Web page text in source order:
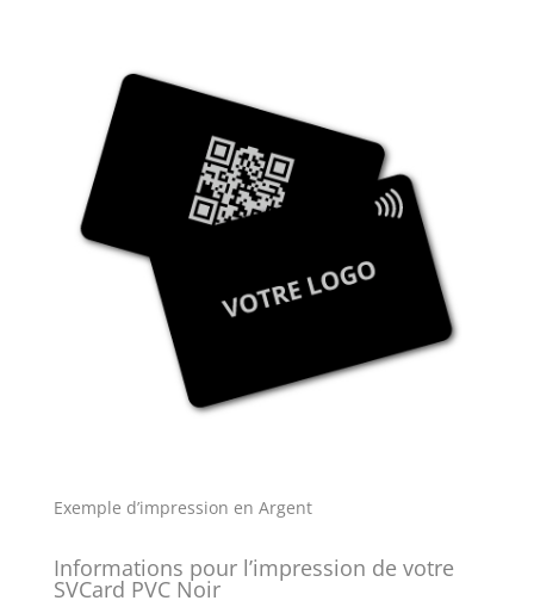
Exemple d’impression en Argent
Informations pour l’impression de votre
SVCard PVC Noir